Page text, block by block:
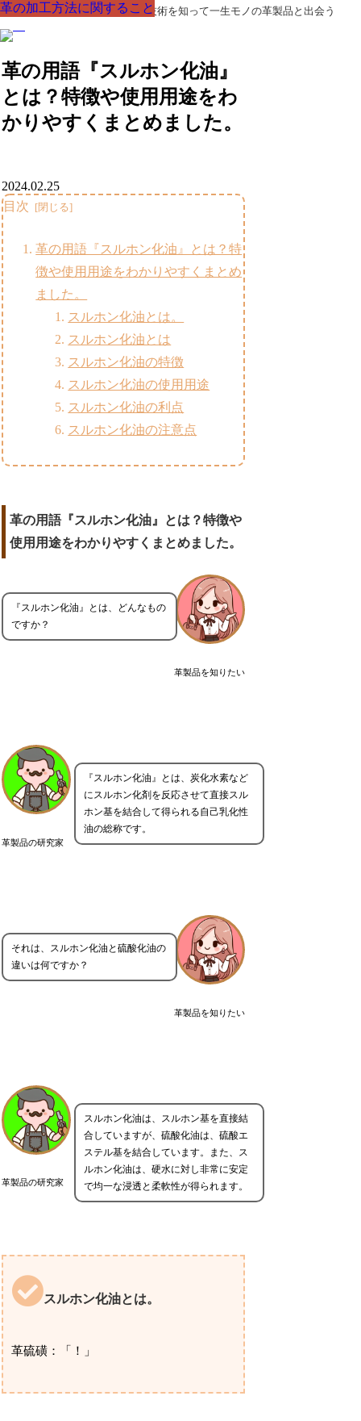
革製品の部品の呼び名・素材・技術を知って一生モノの革製品と出会う
革の用語『スルホン化油』
とは？特徴や使用用途をわ
かりやすくまとめました。
革の加工方法に関すること
2024.02.25
目次
革の用語『スルホン化油』とは？特
徴や使用用途をわかりやすくまとめ
ました。
スルホン化油とは。
スルホン化油とは
スルホン化油の特徴
スルホン化油の使用用途
スルホン化油の利点
スルホン化油の注意点
革の用語『スルホン化油』とは？特徴や
使用用途をわかりやすくまとめました。
革製品を知りたい
『スルホン化油』とは、どんなもの
ですか？
革製品の研究家
『スルホン化油』とは、炭化水素など
にスルホン化剤を反応させて直接スル
ホン基を結合して得られる自己乳化性
油の総称です。
革製品を知りたい
それは、スルホン化油と硫酸化油の
違いは何ですか？
革製品の研究家
スルホン化油は、スルホン基を直接結
合していますが、硫酸化油は、硫酸エ
ステル基を結合しています。また、ス
ルホン化油は、硬水に対し非常に安定
で均一な浸透と柔軟性が得られます。
スルホン化油とは。
革硫磺：「！」
革の加工方法に関すること
革の加工方法に関すること
革の加工方法に関すること
革の加工方法に関すること
革の加工方法に関すること
革の加工方法に関すること